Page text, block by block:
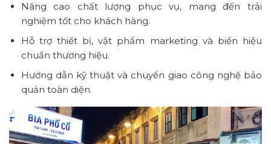
Nâng cao chất lượng phục vụ, mang đến trải
nghiệm tốt cho khách hàng.
Hỗ trợ thiết bị, vật phẩm marketing và biển hiệu
chuẩn thương hiệu.
Hướng dẫn kỹ thuật và chuyển giao công nghệ bảo
quản toàn diện.